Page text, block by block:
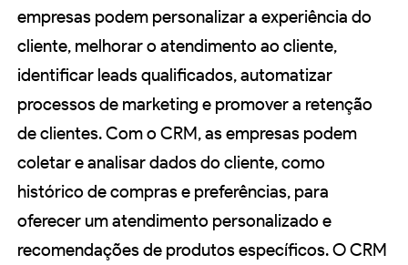
empresas podem personalizar a experiência do
cliente, melhorar o atendimento ao cliente,
identificar leads qualificados, automatizar
processos de marketing e promover a retenção
de clientes. Com o CRM, as empresas podem
coletar e analisar dados do cliente, como
histórico de compras e preferências, para
oferecer um atendimento personalizado e
recomendações de produtos específicos. O CRM